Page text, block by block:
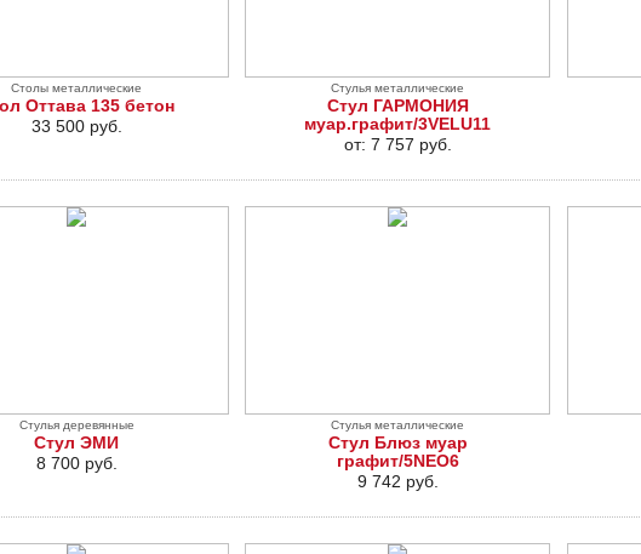
Столы металлические
Оттава 135 бетон
33 500 руб.
Стулья металлические
Стул ГАРМОНИЯ
муар.графит/3VELU11
от: 7 757 руб.
Стулья деревянные
Стул ЭМИ
8 700 руб.
Стулья металлические
Стул Блюз муар
графит/5NEO6
9 742 руб.